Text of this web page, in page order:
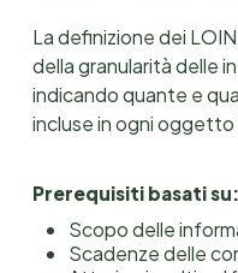
La definizione dei
della granularità delle
indicando quante e
incluse in ogni oggetto
Prerequisiti basati su:
Scopo delle
Scadenze delle